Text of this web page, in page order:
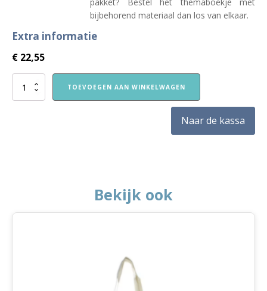
bijbehorend materiaal dan los van elkaar.
Extra informatie
€ 22,55
VVE
TOEVOEGEN AAN WINKELWAGEN
Naar de kassa
Bekijk ook